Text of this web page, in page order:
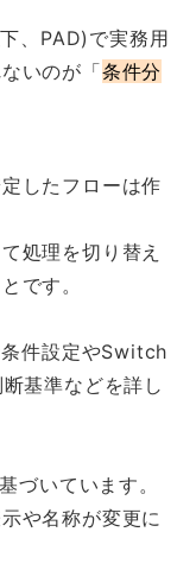
、PAD)で実務用
いのが「条件分
したフローは作
処理を切り替え
です。
件設定やSwitch
基準などを詳し
づいています。
や名称が変更に